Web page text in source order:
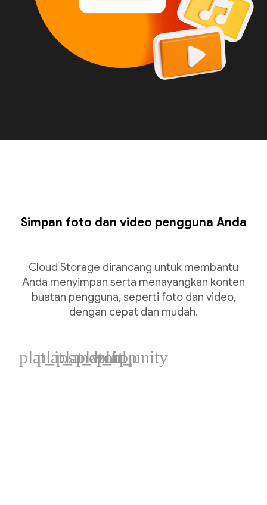
Simpan foto dan video pengguna Anda
Cloud Storage dirancang untuk membantu
Anda menyimpan serta menayangkan konten
buatan pengguna, seperti foto dan video,
dengan cepat dan mudah.
plat_ios
plat_android
plat_web
plat_cpp
plat_unity